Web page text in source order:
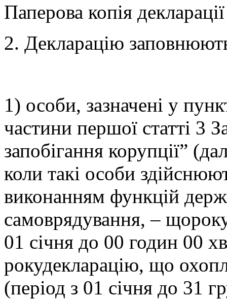
Паперова копія
2. Декларацію
1) особи, зазначені у
частини першої статті 3
запобігання корупції”
коли такі особи
виконанням функцій
самоврядування, –
01 січня до 00 годин 00
рокудекларацію, що
(період з 01 січня до 31